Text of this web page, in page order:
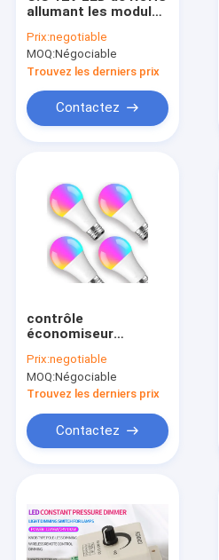
allumant les modules
époxyde
Prix:negotiable
MOQ:Négociable
Trouvez les derniers prix
Contactez
contrôle
économiseur
d'ampoule de 900lm
LED
Prix:negotiable
MOQ:Négociable
Trouvez les derniers prix
Contactez